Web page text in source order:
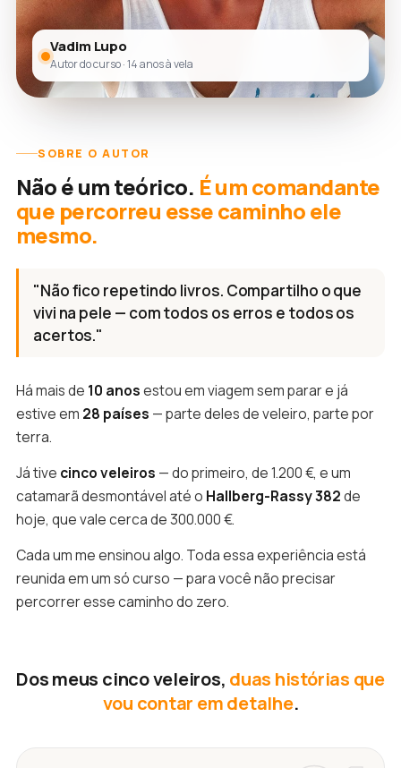
Vadim Lupo
Autor do curso · 14 anos à vela
SOBRE O AUTOR
Não é um teórico. É um comandante
que percorreu esse caminho ele
mesmo.
"Não fico repetindo livros. Compartilho o que
vivi na pele — com todos os erros e todos os
acertos."
Há mais de 10 anosestou em viagem sem parar e já
estive em 28 países — parte deles de veleiro, parte por
terra.
Já tive cinco veleiros — do primeiro, de 1.200 €, e um
catamarã desmontável até o Hallberg-Rassy 382de
hoje, que vale cerca de 300.000 €.
Cada um me ensinou algo. Toda essa experiência está
reunida em um só curso — para você não precisar
percorrer esse caminho do zero.
Dos meus cinco veleiros, duas histórias que
vou contar em detalhe.